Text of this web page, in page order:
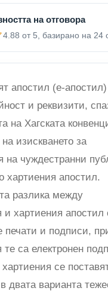
на отговора
4.88 от 5, базирано на 24
апостил (е-
и реквизити,
на Хагската
изискването за
на чуждестранни
хартиения апостил.
разлика между
и хартиения апостил
печати и подписи,
те са електронен
хартиения се
двата варианта